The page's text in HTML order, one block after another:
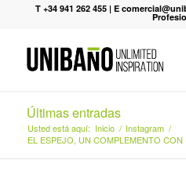
T +34 941 262 455 |E
Últimas entradas
Usted está aquí: Inicio / Instagram /
EL ESPEJO, UN COMPLEMENTO CON